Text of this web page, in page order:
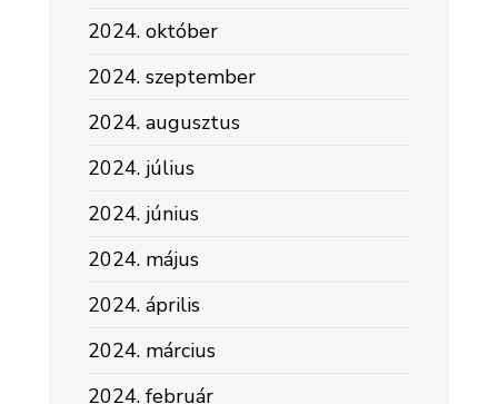
2024. október
2024. szeptember
2024. augusztus
2024. július
2024. június
2024. május
2024. április
2024. március
2024. február